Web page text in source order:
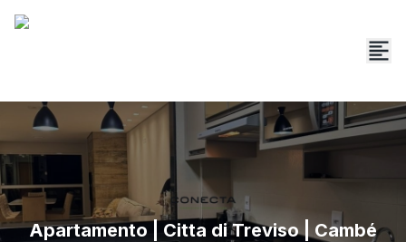
Apartamento | Citta di Treviso | Cambé